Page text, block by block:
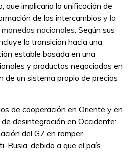
que implicaría la unificación de
de los intercambios y la
nacionales. Según sus
la transición hacia una
estable basada en una
y productos negociados en
de un sistema propio de precios
de cooperación en Oriente y en
desintegración en Occidente:
del G7 en romper
Rusia, debido a que el país